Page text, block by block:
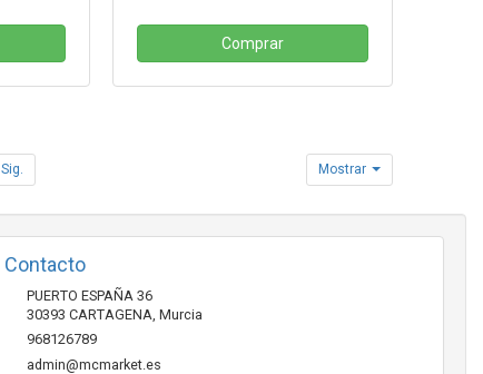
Comprar
Sig. Mostrar
Contacto
PUERTO ESPAÑA 36
30393 CARTAGENA Murcia
968126789
admin@mcmarket.es